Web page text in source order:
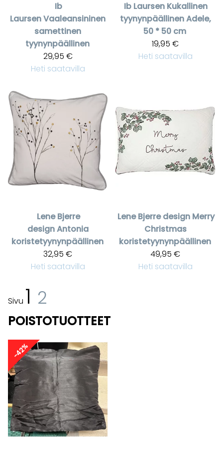
Ib
LaursenVaaleansininen
samettinen
tyynynpäällinen
29,95 €
Heti saatavilla
Ib Laursen Kukallinen
tyynynpäällinen Adele,
50 * 50 cm
19,95 €
Heti saatavilla
Lene Bjerre
designAntonia
koristetyynynpäällinen
32,95 €
Heti saatavilla
Lene Bjerre design Merry
Christmas
koristetyynynpäällinen
49,95 €
Heti saatavilla
Sivu 1 2
POISTOTUOTTEET
-42%